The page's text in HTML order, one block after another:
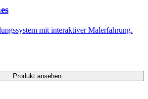
mit interaktiver Malerfahrung.
Produkt ansehen